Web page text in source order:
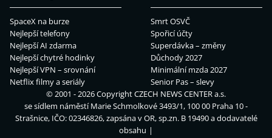
SpaceX na burze
Nejlepší telefony
Nejlepší AI zdarma
Nejlepší chytré hodinky
Nejlepší VPN – srovnání
Netflix filmy a seriály
Smrt OSVČ
Spořicí účty
Superdávka – změny
Důchody 2027
Minimální mzda 2027
Senior Pas – slevy
© 2001 - 2026 CopyrightCZECH NEWS CENTER a.s.
se sídlem náměstí Marie Schmolkové 3493/1, 100 00 Praha 10 -
Strašnice, IČO: 02346826, zapsána v OR, sp.zn. B 19490 a dodavatelé
obsahu